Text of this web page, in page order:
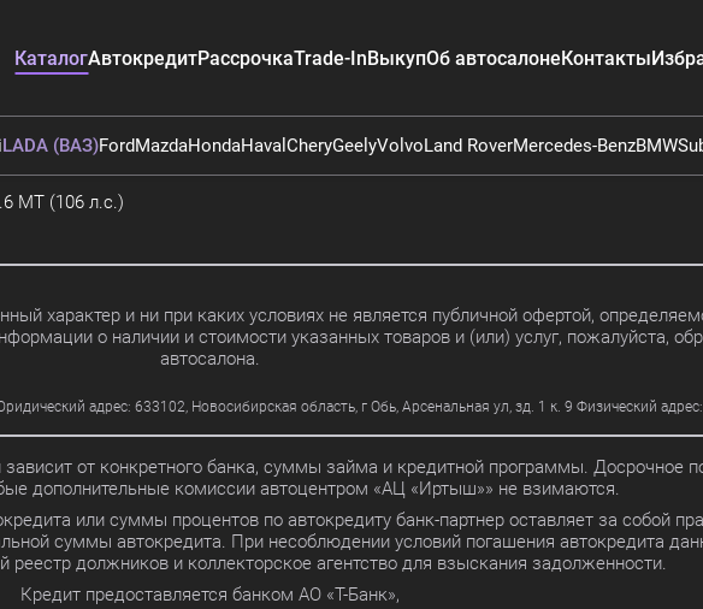
КаталогАвтокредитРассрочкаTrade-InВыкупОб автосалонеКонтакты
LADA (ВАЗ)FordMazdaHondaHaval CheryGeelyVolvoLand RoverMercedes-BenzBMW
MT (106 л.с.)
характер и ни при каких условиях не является публичной офертой,
о наличии и стоимости указанных товаров и (или) услуг, пожалуйста,
автосалона.
адрес: 633102, Новосибирская область, г Обь, Арсенальная ул, зд. 1 к. 9 Физический
зависит от конкретного банка, суммы займа и кредитной программы. Досрочное
дополнительные комиссии автоцентром «АЦ «Иртыш»» не взимаются.
или суммы процентов по автокредиту банк-партнер оставляет за собой
суммы автокредита. При несоблюдении условий погашения автокредита
должников и коллекторское агентство для взыскания задолженности.
Кредит предоставляется банком АО «Т-Банк»,